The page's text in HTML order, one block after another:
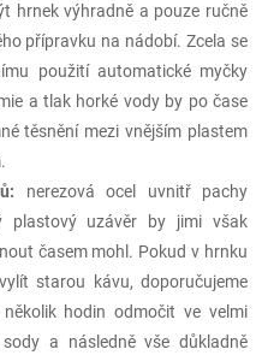
hrnek výhradně a pouze ručně
přípravku na nádobí. Zcela se
použití automatické myčky
a tlak horké vody by po čase
těsnění mezi vnějším plastem
nerezová ocel uvnitř pachy
plastový uzávěr by jimi však
časem mohl. Pokud v hrnku
starou kávu, doporučujeme
hodin odmočit ve velmi
a následně vše důkladně